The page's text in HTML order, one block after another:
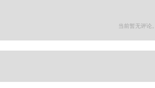
当前暂无评论。